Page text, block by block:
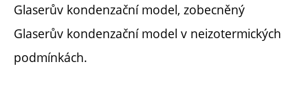
Glaserův kondenzační model, zobecněný
Glaserův kondenzační model v neizotermických
podmínkách.